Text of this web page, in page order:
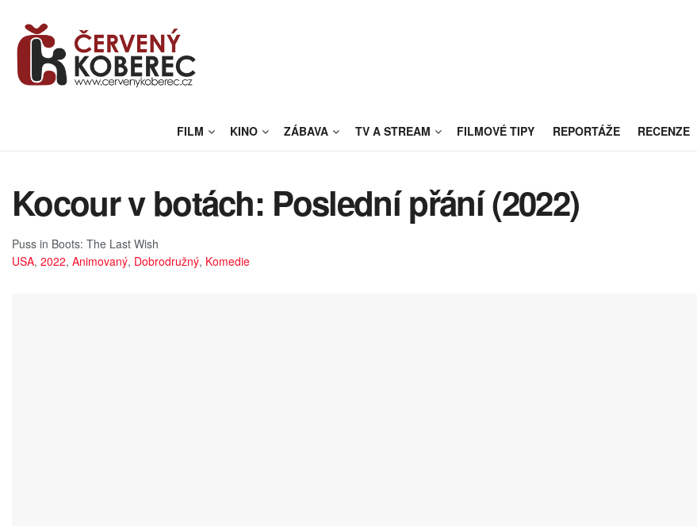
FILM KINO ZÁBAVA TV A STREAM FILMOVÉ TIPY REPORTÁŽE RECENZE
Kocour v botách: Poslední přání (2022)
Puss in Boots: The Last Wish
USA, 2022, Animovaný, Dobrodružný, Komedie